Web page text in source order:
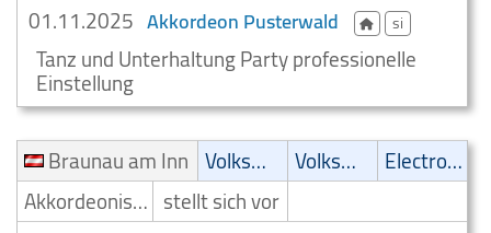
01.11.2025 Akkordeon Pusterwald si
Tanz und Unterhaltung Party professionelle
Einstellung
Braunau am Inn
Volksmusik Volksmusik
Electronic
Akkordeonist/Akkordeonspieler stellt sich vor